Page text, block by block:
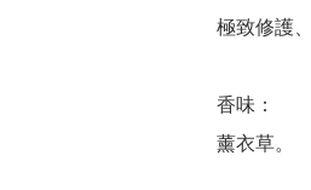
極致修護
香味：
薰衣草。